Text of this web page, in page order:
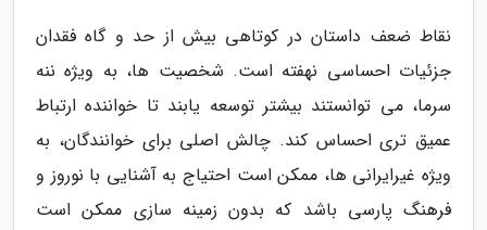
نقاط ضعف داستان در کوتاهی بیش از حد و گاه فقدان
جزئیات احساسی نهفته است. شخصیت ها، به ویژه ننه
سرما، می توانستند بیشتر توسعه یابند تا خواننده ارتباط
عمیق تری احساس کند. چالش اصلی برای خوانندگان، به
ویژه غیرایرانی ها، ممکن است احتیاج به آشنایی با نوروز و
فرهنگ پارسی باشد که بدون زمینه سازی ممکن است